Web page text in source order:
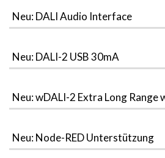
Neu: DALI Audio Interface
Neu: DALI-2 USB 30mA
Neu: wDALI-2 Extra Long Range
Neu: Node-RED Unterstützung